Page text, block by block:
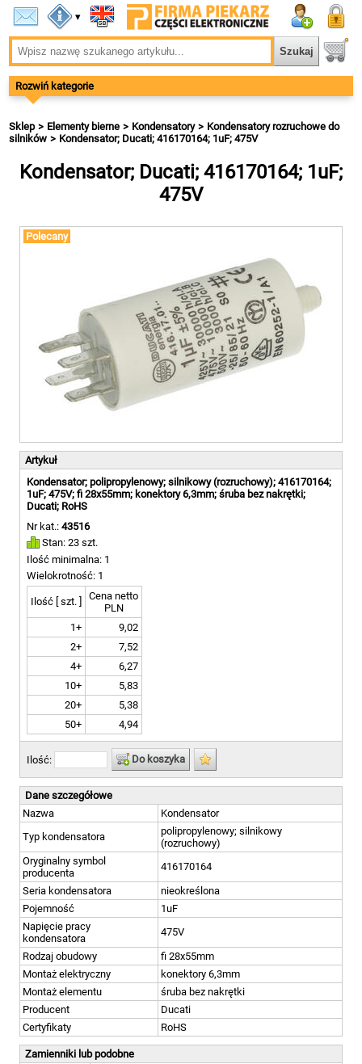
▾
Rozwiń kategorie
Sklep Elementy bierne Kondensatory
Kondensatory rozruchowe do
silników
Kondensator; Ducati; 416170164; 1uF; 475V
Kondensator; Ducati; 416170164; 1uF;
475V
Polecany
Artykuł
Kondensator; polipropylenowy; silnikowy (rozruchowy); 416170164;
1uF; 475V; fi 28x55mm; konektory 6,3mm; śruba bez nakrętki;
Ducati; RoHS
Nr kat.: 43516
Stan: 23 szt.
Ilość minimalna: 1
Wielokrotność: 1
Ilość [ szt. ]
Cena netto
PLN
1+
9,02
2+
7,52
4+
6,27
10+
5,83
20+
5,38
50+
4,94
Ilość: Do koszyka
Dane szczegółowe
Nazwa
Kondensator
Typ kondensatora
polipropylenowy; silnikowy
(rozruchowy)
Oryginalny symbol
producenta
416170164
Seria kondensatora
nieokreślona
Pojemność
1uF
Napięcie pracy
kondensatora
475V
Rodzaj obudowy
fi 28x55mm
Montaż elektryczny
konektory 6,3mm
Montaż elementu
śruba bez nakrętki
Producent
Ducati
Certyfikaty
RoHS
Zamienniki lub podobne